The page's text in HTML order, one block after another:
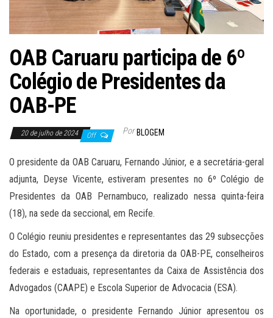
OAB Caruaru participa de 6º
Colégio de Presidentes da
OAB-PE
20 de julho de 2024 Off Por BLOGEM
O presidente da OAB Caruaru, Fernando Júnior, e a secretária-geral
adjunta, Deyse Vicente, estiveram presentes no 6º Colégio de
Presidentes da OAB Pernambuco, realizado nessa quinta-feira
(18), na sede da seccional, em Recife.
O Colégio reuniu presidentes e representantes das 29 subsecções
do Estado, com a presença da diretoria da OAB-PE, conselheiros
federais e estaduais, representantes da Caixa de Assistência dos
Advogados (CAAPE) e Escola Superior de Advocacia (ESA).
Na oportunidade, o presidente Fernando Júnior apresentou os